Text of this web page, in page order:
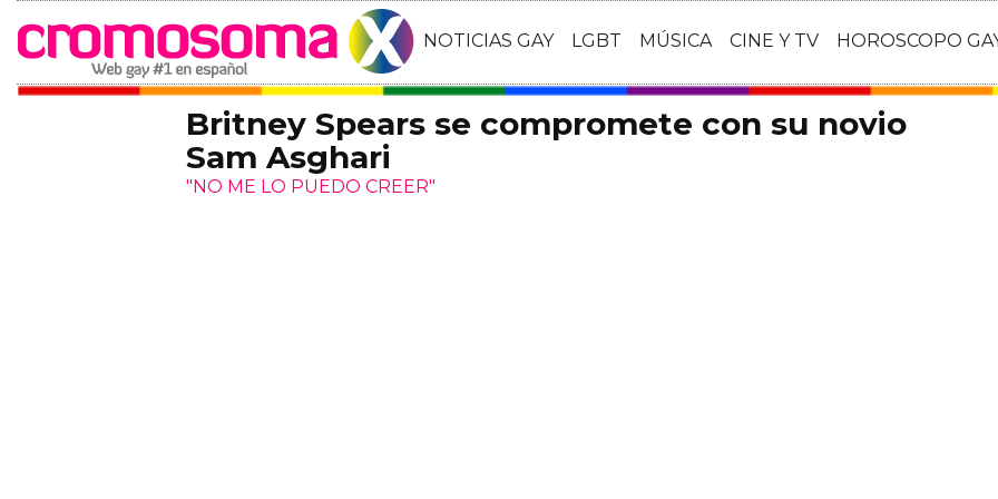
NOTICIAS GAY LGBT MÚSICA CINE Y TV HOROSCOPO
Britney Spears se compromete con su novio
Sam Asghari
"NO ME LO PUEDO CREER"